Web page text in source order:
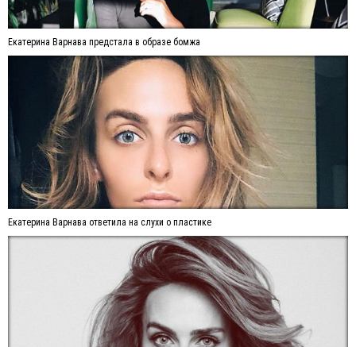
Екатерина Варнава предстала в образе бомжа
Екатерина Варнава ответила на слухи о пластике